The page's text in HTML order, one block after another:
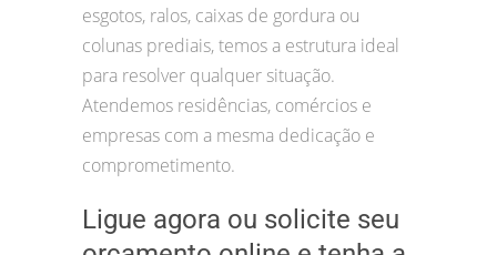
esgotos, ralos, caixas de gordura ou
colunas prediais, temos a estrutura ideal
para resolver qualquer situação.
Atendemos residências, comércios e
empresas com a mesma dedicação e
comprometimento.
Ligue agora ou solicite seu